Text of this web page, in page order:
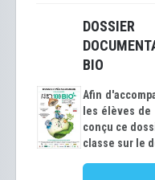
BIO
Afin
les élèves de
conçu ce
classe sur le